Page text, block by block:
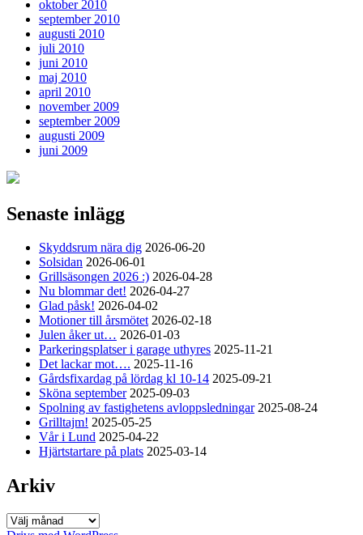
oktober 2010
september 2010
augusti 2010
juli 2010
juni 2010
maj 2010
april 2010
november 2009
september 2009
augusti 2009
juni 2009
Senaste inlägg
Skyddsrum nära dig 2026-06-20
Solsidan 2026-06-01
Grillsäsongen 2026 :) 2026-04-28
Nu blommar det! 2026-04-27
Glad påsk! 2026-04-02
Motioner till årsmötet 2026-02-18
Julen åker ut… 2026-01-03
Parkeringsplatser i garage uthyres 2025-11-21
Det lackar mot…. 2025-11-16
Gårdsfixardag på lördag kl 10-14 2025-09-21
Sköna september 2025-09-03
Spolning av fastighetens avloppsledningar 2025-08-24
Grilltajm! 2025-05-25
Vår i Lund 2025-04-22
Hjärtstartare på plats 2025-03-14
Arkiv
Arkiv